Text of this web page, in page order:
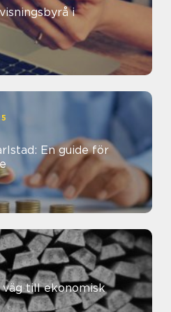
i
En guide för
till ekonomisk